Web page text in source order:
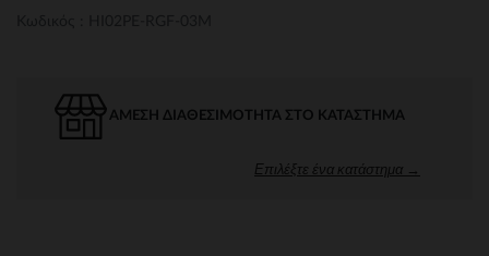
ΆΜΕΣΗ ΔΙΑΘΕΣΙΜΌΤΗΤΑ ΣΤΟ ΚΑΤΆΣΤΗΜΑ
Επιλέξτε ένα κατάστημα →